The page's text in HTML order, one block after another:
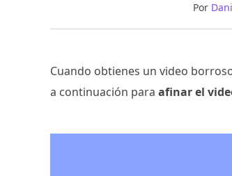
Por
Cuando obtienes un video
a continuación para afinar el